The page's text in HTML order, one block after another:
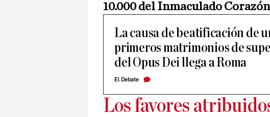
10.000 del Inmaculado
La causa de beatificación de
primeros matrimonios de
del Opus Dei llega a Roma
El Debate
Los favores